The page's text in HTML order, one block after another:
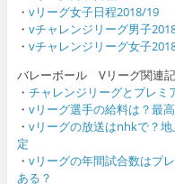
・ vリーグ女子日程2018/19
・ vチャレンジリーグ男子
・ vチャレンジリーグ女子
バレーボール Vリーグ関連
・ チャレンジリーグとプレミ
・ vリーグ選手の給料は？最
・ vリーグの放送はnhkで？
定
・ vリーグの年間試合数はプ
ある？